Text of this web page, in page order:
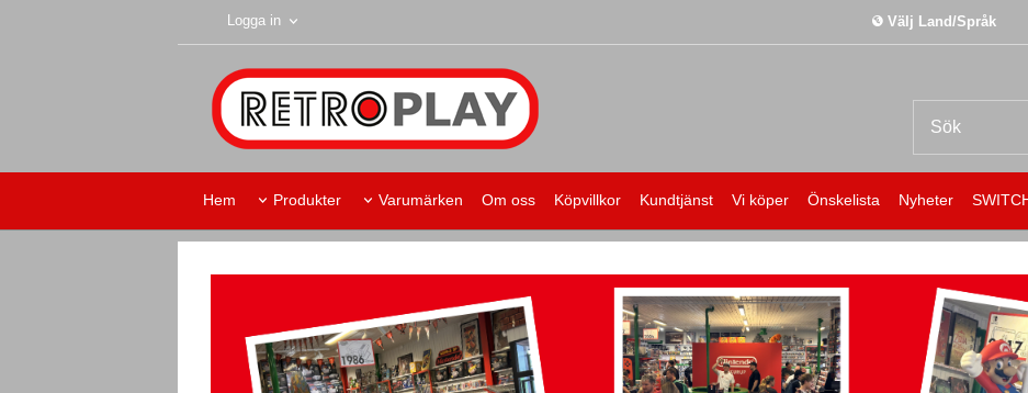
Logga in Välj Land/Språk
Hem Produkter Varumärken Om oss Köpvillkor Kundtjänst Vi köper Önskelista Nyheter